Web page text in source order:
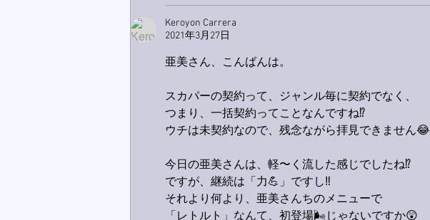
Keroyon Carrera
2021年3月27日
亜美さん、こんばんは。
スカパーの契約って、ジャンル毎に契約でなく、
つまり、一括契約ってことなんですね⁉️
ウチは未契約なので、残念ながら拝見できません😂
今日の亜美さんは、軽〜く流した感じでしたね⁉️
ですが、継続は「力💪」ですし‼️
それより何より、亜美さんちのメニューで
「レトルト」なんて、初登場🌬じゃないですか😲